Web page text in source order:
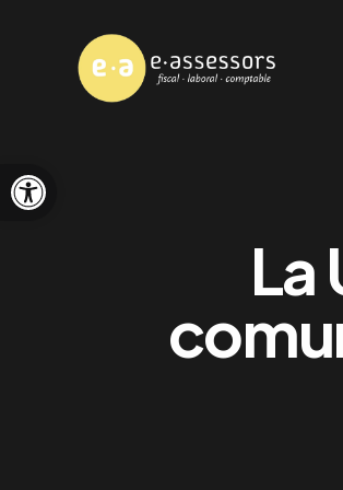
La
Abrir barra de herramientas